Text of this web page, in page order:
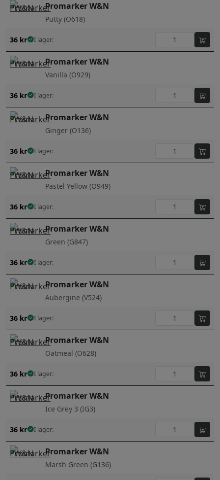
Promarker W&N
Putty (O618)
36 kr I lager:
Promarker W&N
Vanilla (O929)
36 kr I lager:
Promarker W&N
Ginger (O136)
36 kr I lager:
Promarker W&N
Pastel Yellow (O949)
36 kr I lager:
Promarker W&N
Green (G847)
36 kr I lager:
Promarker W&N
Aubergine (V524)
36 kr I lager:
Promarker W&N
Oatmeal (O628)
36 kr I lager:
Promarker W&N
Ice Grey 3 (IG3)
36 kr I lager:
Promarker W&N
Marsh Green (G136)